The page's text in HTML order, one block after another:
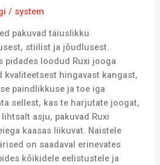
/ system
pakuvad täiuslikku
stiilist ja jõudlusest.
pidades loodud Ruxi jooga
kvaliteetsest hingavast kangast,
paindlikkuse ja toe iga
sellest, kas te harjutate joogat,
asju, pakuvad Ruxi
kaasas liikuvat. Naistele
on saadaval erinevates
kõikidele eelistustele ja